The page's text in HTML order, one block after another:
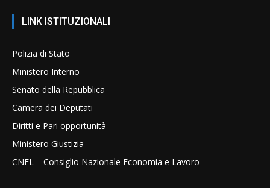
LINK ISTITUZIONALI
Polizia di Stato
Ministero Interno
Senato della Repubblica
Camera dei Deputati
Diritti e Pari opportunità
Ministero Giustizia
CNEL – Consiglio Nazionale Economia e Lavoro